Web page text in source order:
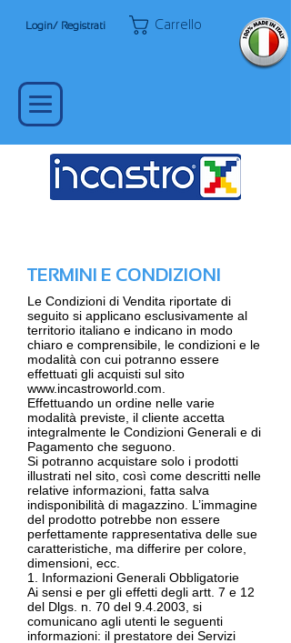
Login/ Registrati Carrello
TERMINI E CONDIZIONI
Le Condizioni di Vendita riportate di
seguito si applicano esclusivamente al
territorio italiano e indicano in modo
chiaro e comprensibile, le condizioni e le
modalità con cui potranno essere
effettuati gli acquisti sul sito
www.incastroworld.com
Effettuando un ordine nelle varie
modalità previste, il cliente accetta
integralmente le Condizioni Generali e di
Pagamento che seguono.
Si potranno acquistare solo i prodotti
illustrati nel sito, così come descritti nelle
relative informazioni, fatta salva
indisponibilità di magazzino. L’immagine
del prodotto potrebbe non essere
perfettamente rappresentativa delle sue
caratteristiche, ma differire per colore,
dimensioni, ecc.
1. Informazioni Generali Obbligatorie
Ai sensi e per gli effetti degli artt. 7 e 12
del Dlgs. n. 70 del 9.4.2003, si
comunicano agli utenti le seguenti
informazioni: il prestatore dei Servizi